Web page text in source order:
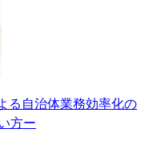
る自治体業務効率化の
方ー